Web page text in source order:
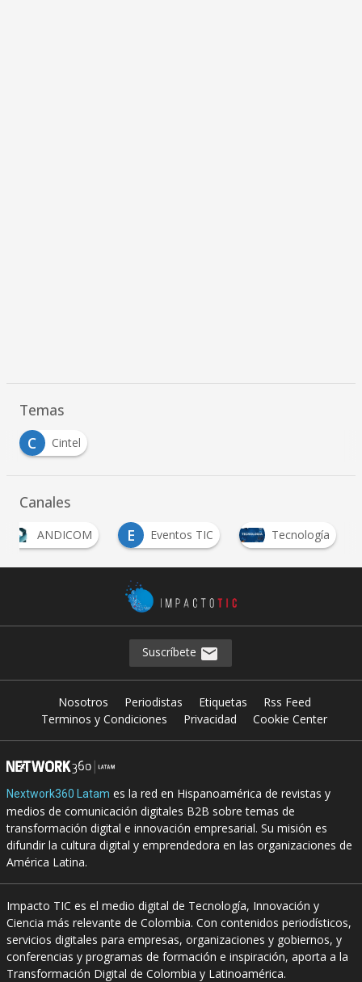
Temas
C
Cintel
Canales
ANDICOM E Eventos TIC Tecnología
Suscríbete
Nosotros Periodistas Etiquetas
Rss Feed
Terminos y Condiciones
Privacidad Cookie Center
Nextwork360 Latam es la red en Hispanoamérica de revistas y
medios de comunicación digitales B2B sobre temas de
transformación digital e innovación empresarial. Su misión es
difundir la cultura digital y emprendedora en las organizaciones de
América Latina.
Impacto TIC es el medio digital de Tecnología, Innovación y
Ciencia más relevante de Colombia. Con contenidos periodísticos,
servicios digitales para empresas, organizaciones y gobiernos, y
conferencias y programas de formación e inspiración, aporta a la
Transformación Digital de Colombia y Latinoamérica.